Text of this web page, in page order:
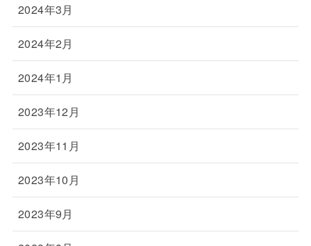
2024年3月
2024年2月
2024年1月
2023年12月
2023年11月
2023年10月
2023年9月